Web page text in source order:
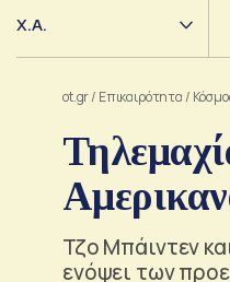
Χ.Α.
ot.gr/ Επικαιρότητα /
Τζο Μπάιντεν
ενόψει των